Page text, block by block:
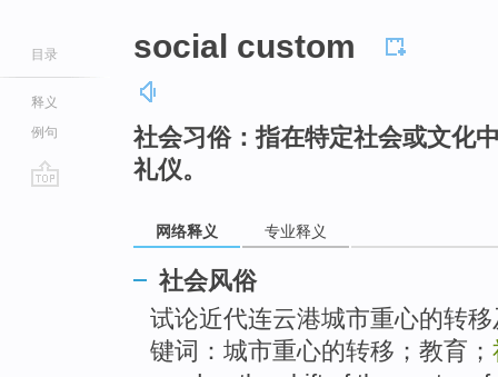
目录
释义
例句
social custom
社会习俗：指在特定社会或文化
礼仪。
网络释义 专业释义
社会风俗
试论近代连云港城市重心的转
键词：城市重心的转移；教育；